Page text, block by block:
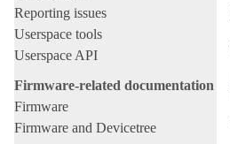
Reporting issues
Userspace tools
Userspace API
Firmware-related documentation
Firmware
Firmware and Devicetree